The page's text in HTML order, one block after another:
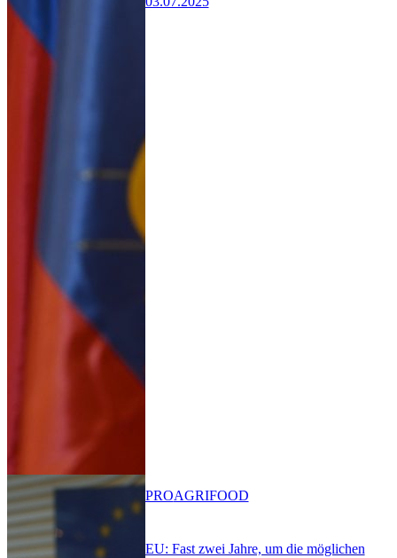
EU: Fast zwei Jahre, um die möglichen
PROAGRIFOOD